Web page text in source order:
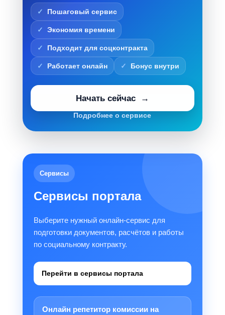
Пошаговый сервис
Экономия времени
Подходит для соцконтракта
Работает онлайн Бонус внутри
Начать сейчас
Подробнее о сервисе
Сервисы
Сервисы портала
Выберите нужный онлайн-сервис для
подготовки документов, расчётов и работы
по социальному контракту.
Перейти в сервисы портала
Онлайн репетитор комиссии на